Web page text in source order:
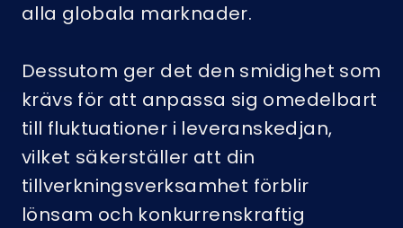
alla globala marknader.
Dessutom ger det den smidighet som
krävs för att anpassa sig omedelbart
till fluktuationer i leveranskedjan,
vilket säkerställer att din
tillverkningsverksamhet förblir
lönsam och konkurrenskraftig